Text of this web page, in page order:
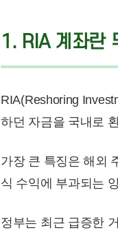
1. RIA 계좌란
RIA(Reshoring
하던 자금을 국내로
가장 큰 특징은 해외
식 수익에 부과되는
정부는 최근 급증한